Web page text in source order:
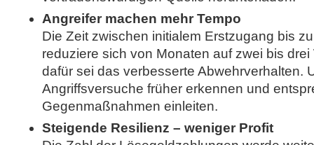
Angreifer machen mehr Tempo
Die Zeit zwischen initialem Erstzugang bis
reduziere sich von Monaten auf zwei bis
dafür sei das verbesserte Abwehrverhalten.
Angriffsversuche früher erkennen und
Gegenmaßnahmen einleiten.
Steigende Resilienz – weniger Profit